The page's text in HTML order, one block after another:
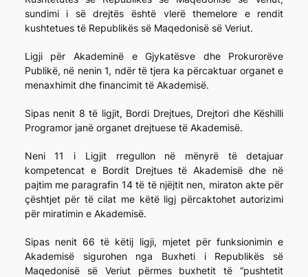
sundimi i së drejtës është vlerë themelore e rendit
kushtetues të Republikës së Maqedonisë së Veriut.
Ligji për Akademinë e Gjykatësve dhe Prokurorëve
Publikë, në nenin 1, ndër të tjera ka përcaktuar organet e
menaxhimit dhe financimit të Akademisë.
Sipas nenit 8 të ligjit, Bordi Drejtues, Drejtori dhe Këshilli
Programor janë organet drejtuese të Akademisë.
Neni 11 i Ligjit rregullon në mënyrë të detajuar
kompetencat e Bordit Drejtues të Akademisë dhe në
pajtim me paragrafin 14 të të njëjtit nen, miraton akte për
çështjet për të cilat me këtë ligj përcaktohet autorizimi
për miratimin e Akademisë.
Sipas nenit 66 të këtij ligji, mjetet për funksionimin e
Akademisë sigurohen nga Buxheti i Republikës së
Maqedonisë së Veriut përmes buxhetit të “pushtetit